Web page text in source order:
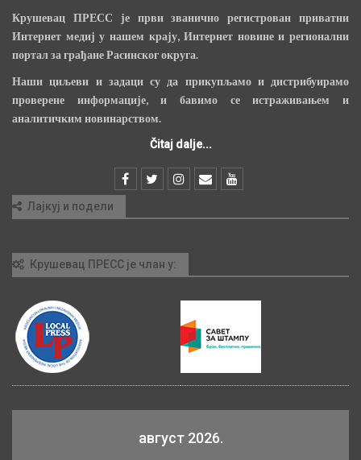
Крушевац ПРЕСС је први званично регистрован приватни
Интернет медиј у нашем крају, Интернет новине и регионални
портал за грађане Расинског округа.
Наши циљеви и задаци су да прикупљамо и дистрибуирамо
проверене информације, и бавимо се истраживањем и
аналитичким новинарством.
Čitaj dalje...
Лајкуј и подели
Крушевац ПРЕСС је члан у:
август 2026.